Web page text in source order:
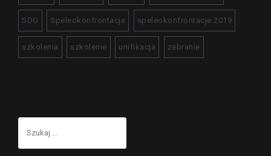
SDG Speleokonfrontacje speleokonfrontacje 2019
szkolenia szkolenie unifikacja zebranie